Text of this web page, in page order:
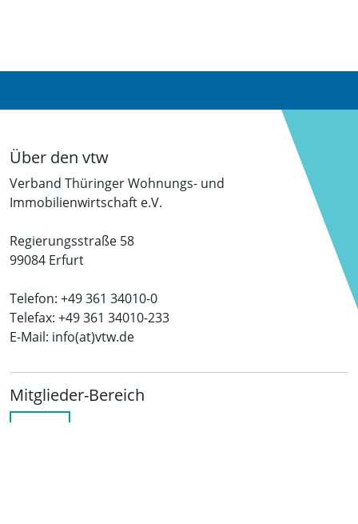
Über den vtw
Verband Thüringer Wohnungs- und
Immobilienwirtschaft e.V.
Regierungsstraße 58
99084 Erfurt
Telefon: +49 361 34010-0
Telefax: +49 361 34010-233
E-Mail: info(at)vtw.de
Mitglieder-Bereich